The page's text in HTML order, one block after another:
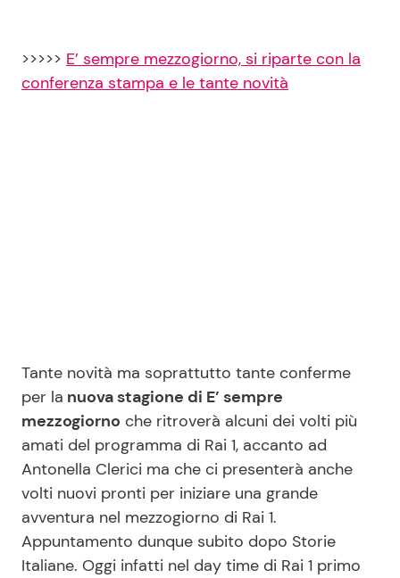
>>>>> E’ sempre mezzogiorno, si riparte con la
conferenza stampa e le tante novità
Tante novità ma soprattutto tante conferme
per la nuova stagione di E’ sempre
mezzogiorno che ritroverà alcuni dei volti più
amati del programma di Rai 1, accanto ad
Antonella Clerici ma che ci presenterà anche
volti nuovi pronti per iniziare una grande
avventura nel mezzogiorno di Rai 1.
Appuntamento dunque subito dopo Storie
Italiane. Oggi infatti nel day time di Rai 1 primo